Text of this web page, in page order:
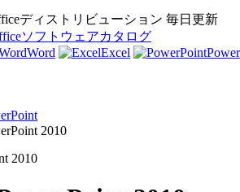
ディストリビューション 毎日更新
ソフトウェアカタログ
Word Excel
2010